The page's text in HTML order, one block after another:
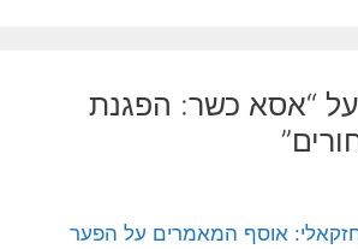
על “אסא כשר: הפגנת
אוסף המאמרים על הפער